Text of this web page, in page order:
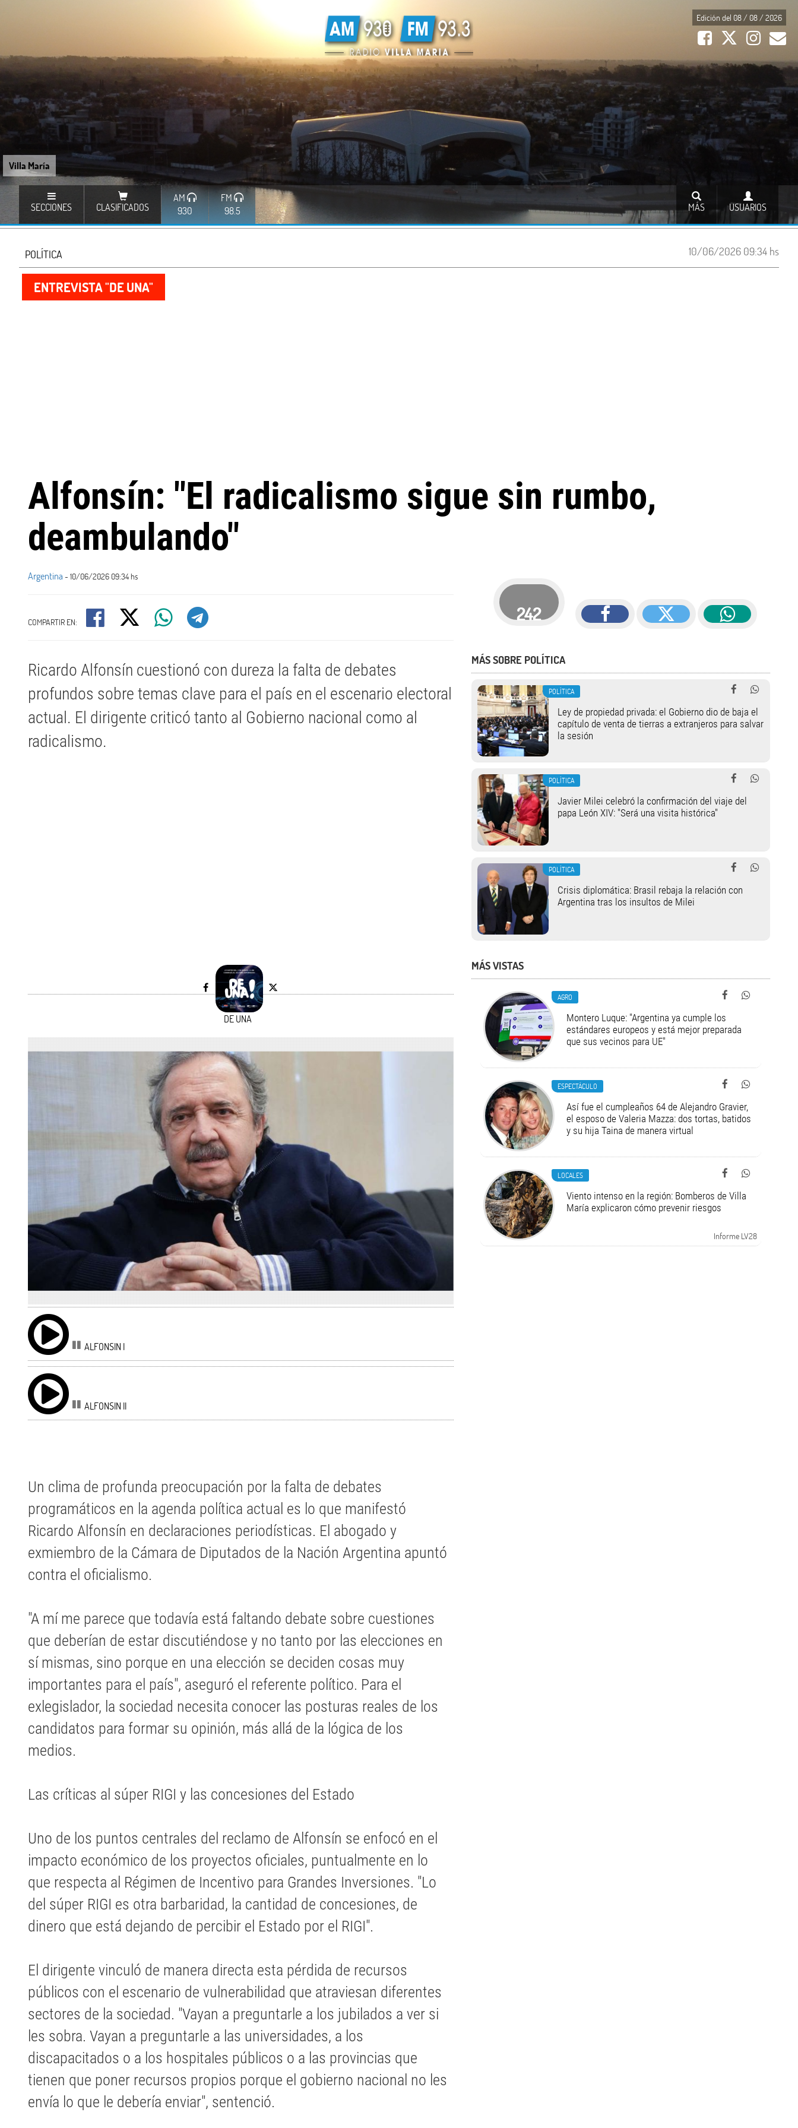
Villa María
Edición del 08 / 08 / 2026
SECCIONES CLASIFICADOS
AM
930
FM
98.5
USUARIOS
MÁS
10/06/2026 09:34 hs
POLÍTICA
ENTREVISTA "DE UNA"
Alfonsín: "El radicalismo sigue sin rumbo,
deambulando"
Argentina - 10/06/2026 09:34 hs
COMPARTIR EN:
Ricardo Alfonsín cuestionó con dureza la falta de debates
profundos sobre temas clave para el país en el escenario electoral
actual. El dirigente criticó tanto al Gobierno nacional como al
radicalismo.
DE UNA
ALFONSIN I
ALFONSIN II
Un clima de profunda preocupación por la falta de debates
programáticos en la agenda política actual es lo que manifestó
Ricardo Alfonsín en declaraciones periodísticas. El abogado y
exmiembro de la Cámara de Diputados de la Nación Argentina apuntó
contra el oficialismo.
"A mí me parece que todavía está faltando debate sobre cuestiones
que deberían de estar discutiéndose y no tanto por las elecciones en
sí mismas, sino porque en una elección se deciden cosas muy
importantes para el país", aseguró el referente político. Para el
exlegislador, la sociedad necesita conocer las posturas reales de los
candidatos para formar su opinión, más allá de la lógica de los
medios.
Las críticas al súper RIGI y las concesiones del Estado
Uno de los puntos centrales del reclamo de Alfonsín se enfocó en el
impacto económico de los proyectos oficiales, puntualmente en lo
que respecta al Régimen de Incentivo para Grandes Inversiones. "Lo
del súper RIGI es otra barbaridad, la cantidad de concesiones, de
dinero que está dejando de percibir el Estado por el RIGI".
El dirigente vinculó de manera directa esta pérdida de recursos
públicos con el escenario de vulnerabilidad que atraviesan diferentes
sectores de la sociedad. "Vayan a preguntarle a los jubilados a ver si
les sobra. Vayan a preguntarle a las universidades, a los
discapacitados o a los hospitales públicos o a las provincias que
tienen que poner recursos propios porque el gobierno nacional no les
envía lo que le debería enviar", sentenció.
242
MÁS SOBRE POLÍTICA
POLÍTICA
Ley de propiedad privada: el Gobierno dio de baja el
capítulo de venta de tierras a extranjeros para salvar
la sesión
POLÍTICA
Javier Milei celebró la confirmación del viaje del
papa León XIV: "Será una visita histórica"
POLÍTICA
Crisis diplomática: Brasil rebaja la relación con
Argentina tras los insultos de Milei
MÁS VISTAS
AGRO
Montero Luque: "Argentina ya cumple los
estándares europeos y está mejor preparada
que sus vecinos para UE"
ESPECTÁCULO
Así fue el cumpleaños 64 de Alejandro Gravier,
el esposo de Valeria Mazza: dos tortas, batidos
y su hija Taina de manera virtual
LOCALES
Viento intenso en la región: Bomberos de Villa
María explicaron cómo prevenir riesgos
Informe LV28